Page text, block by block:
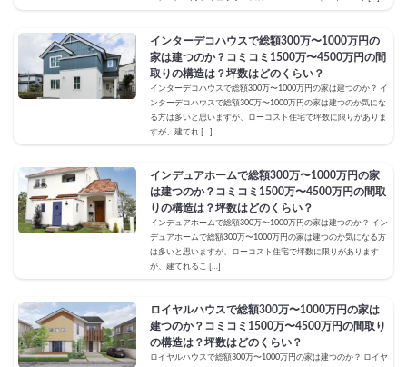
インターデコハウスで総額300万〜1000万円の
家は建つのか？コミコミ1500万〜4500万円の間
取りの構造は？坪数はどのくらい？
インターデコハウスで総額300万〜1000万円の家は建つのか？ イ
ンターデコハウスで総額300万〜1000万円の家は建つのか気にな
る方は多いと思いますが、ローコスト住宅で坪数に限りがありま
すが、建てれ […]
インデュアホームで総額300万〜1000万円の家
は建つのか？コミコミ1500万〜4500万円の間取
りの構造は？坪数はどのくらい？
インデュアホームで総額300万〜1000万円の家は建つのか？ イン
デュアホームで総額300万〜1000万円の家は建つのか気になる方
は多いと思いますが、ローコスト住宅で坪数に限りがあります
が、建てれるこ […]
ロイヤルハウスで総額300万〜1000万円の家は
建つのか？コミコミ1500万〜4500万円の間取り
の構造は？坪数はどのくらい？
ロイヤルハウスで総額300万〜1000万円の家は建つのか？ ロイヤ